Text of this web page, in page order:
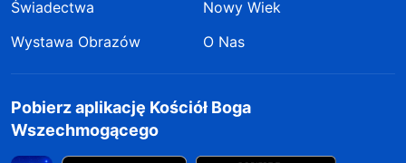
Świadectwa
Nowy Wiek
Wystawa Obrazów
O Nas
Pobierz aplikację Kościół Boga
Wszechmogącego